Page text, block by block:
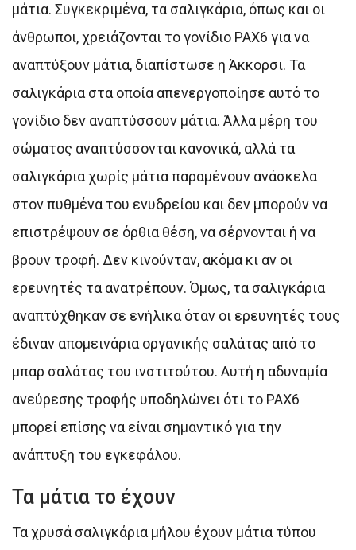
μάτια. Συγκεκριμένα, τα σαλιγκάρια, όπως και οι
άνθρωποι, χρειάζονται το γονίδιο PAX6 για να
αναπτύξουν μάτια, διαπίστωσε η Άκκορσι. Τα
σαλιγκάρια στα οποία απενεργοποίησε αυτό το
γονίδιο δεν αναπτύσσουν μάτια. Άλλα μέρη του
σώματος αναπτύσσονται κανονικά, αλλά τα
σαλιγκάρια χωρίς μάτια παραμένουν ανάσκελα
στον πυθμένα του ενυδρείου και δεν μπορούν να
επιστρέψουν σε όρθια θέση, να σέρνονται ή να
βρουν τροφή. Δεν κινούνταν, ακόμα κι αν οι
ερευνητές τα ανατρέπουν. Όμως, τα σαλιγκάρια
αναπτύχθηκαν σε ενήλικα όταν οι ερευνητές τους
έδιναν απομεινάρια οργανικής σαλάτας από το
μπαρ σαλάτας του ινστιτούτου. Αυτή η αδυναμία
ανεύρεσης τροφής υποδηλώνει ότι το PAX6
μπορεί επίσης να είναι σημαντικό για την
ανάπτυξη του εγκεφάλου.
Τα μάτια το έχουν
Τα χρυσά σαλιγκάρια μήλου έχουν μάτια τύπου